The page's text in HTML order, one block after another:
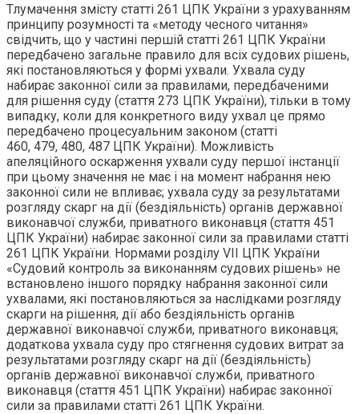
Тлумачення змісту статті 261 ЦПК України з урахуванням
принципу розумності та «методу чесного читання»
свідчить, що у частині першій статті 261 ЦПК України
передбачено загальне правило для всіх судових рішень,
які постановляються у формі ухвали. Ухвала суду
набирає законної сили за правилами, передбаченими
для рішення суду (стаття 273 ЦПК України), тільки в тому
випадку, коли для конкретного виду ухвал це прямо
передбачено процесуальним законом (статті
460, 479, 480, 487 ЦПК України). Можливість
апеляційного оскарження ухвали суду першої інстанції
при цьому значення не має і на момент набрання нею
законної сили не впливає; ухвала суду за результатами
розгляду скарг на дії (бездіяльність) органів державної
виконавчої служби, приватного виконавця (стаття 451
ЦПК України) набирає законної сили за правилами статті
261 ЦПК України. Нормами розділу VІІ ЦПК України
«Судовий контроль за виконанням судових рішень» не
встановлено іншого порядку набрання законної сили
ухвалами, які постановляються за наслідками розгляду
скарги на рішення, дії або бездіяльність органів
державної виконавчої служби, приватного виконавця;
додаткова ухвала суду про стягнення судових витрат за
результатами розгляду скарг на дії (бездіяльність)
органів державної виконавчої служби, приватного
виконавця (стаття 451 ЦПК України) набирає законної
сили за правилами статті 261 ЦПК України.